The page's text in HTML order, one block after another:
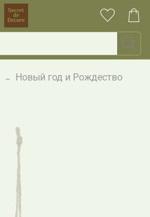
Новый год и Рождество